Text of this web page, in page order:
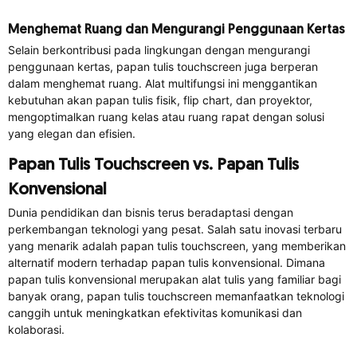
Menghemat Ruang dan Mengurangi Penggunaan Kertas
Selain berkontribusi pada lingkungan dengan mengurangi
penggunaan kertas, papan tulis touchscreen juga berperan
dalam menghemat ruang. Alat multifungsi ini menggantikan
kebutuhan akan papan tulis fisik, flip chart, dan proyektor,
mengoptimalkan ruang kelas atau ruang rapat dengan solusi
yang elegan dan efisien.
Papan Tulis Touchscreen vs. Papan Tulis
Konvensional
Dunia pendidikan dan bisnis terus beradaptasi dengan
perkembangan teknologi yang pesat. Salah satu inovasi terbaru
yang menarik adalah papan tulis touchscreen, yang memberikan
alternatif modern terhadap papan tulis konvensional. Dimana
papan tulis konvensional merupakan alat tulis yang familiar bagi
banyak orang, papan tulis touchscreen memanfaatkan teknologi
canggih untuk meningkatkan efektivitas komunikasi dan
kolaborasi.